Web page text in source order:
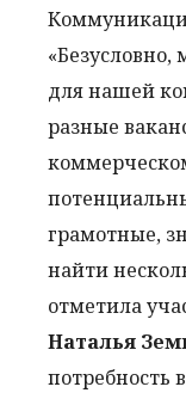
для нашей
разные
грамотные,
найти
отметила
Наталья
потребность